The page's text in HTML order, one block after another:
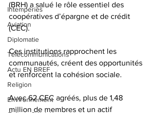
Intempéries
Aviation
Diplomatie
Télécommunications
Actu EN BREF
Religion
Environnement
(BRH) a salué le rôle essentiel des
coopératives d’épargne et de crédit
(CEC).
Ces institutions rapprochent les
communautés, créent des opportunités
et renforcent la cohésion sociale.
Avec 62 CEC agréés, plus de 1,48
million de membres et un actif